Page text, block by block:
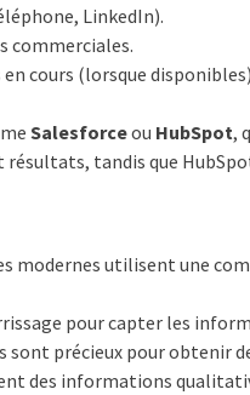
LinkedIn).
commerciales.
cours (lorsque
Salesforceou HubSpot,
tandis que
modernes utilisent une
pour capter les
sont précieux pour obtenir
des informations